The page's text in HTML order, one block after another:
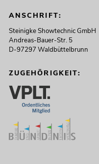
ANSCHRIFT:
Steinigke Showtechnic GmbH
Andreas-Bauer-Str. 5
D-97297 Waldbüttelbrunn
ZUGEHÖRIGKEIT: